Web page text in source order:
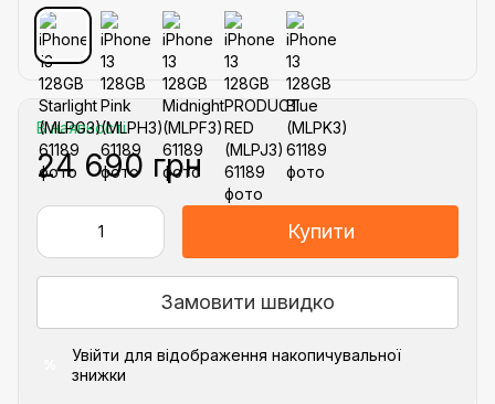
В наявності
24 690 грн
Купити
Замовити швидко
Увійти для відображення накопичувальної
знижки